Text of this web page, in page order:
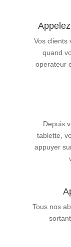
Vos clients
quand
operateur
Depuis
tablette,
appuyer
Tous nos